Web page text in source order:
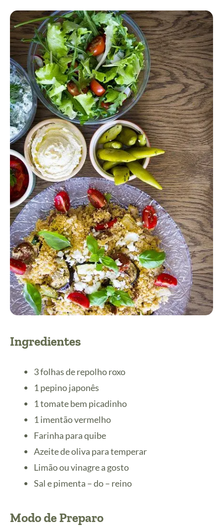
Ingredientes
3 folhas de repolho roxo
1 pepino japonês
1 tomate bem picadinho
1 imentão vermelho
Farinha para quibe
Azeite de oliva para temperar
Limão ou vinagre a gosto
Sal e pimenta – do – reino
Modo de Preparo